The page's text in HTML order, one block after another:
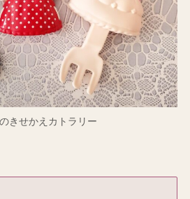
きせかえカトラリー